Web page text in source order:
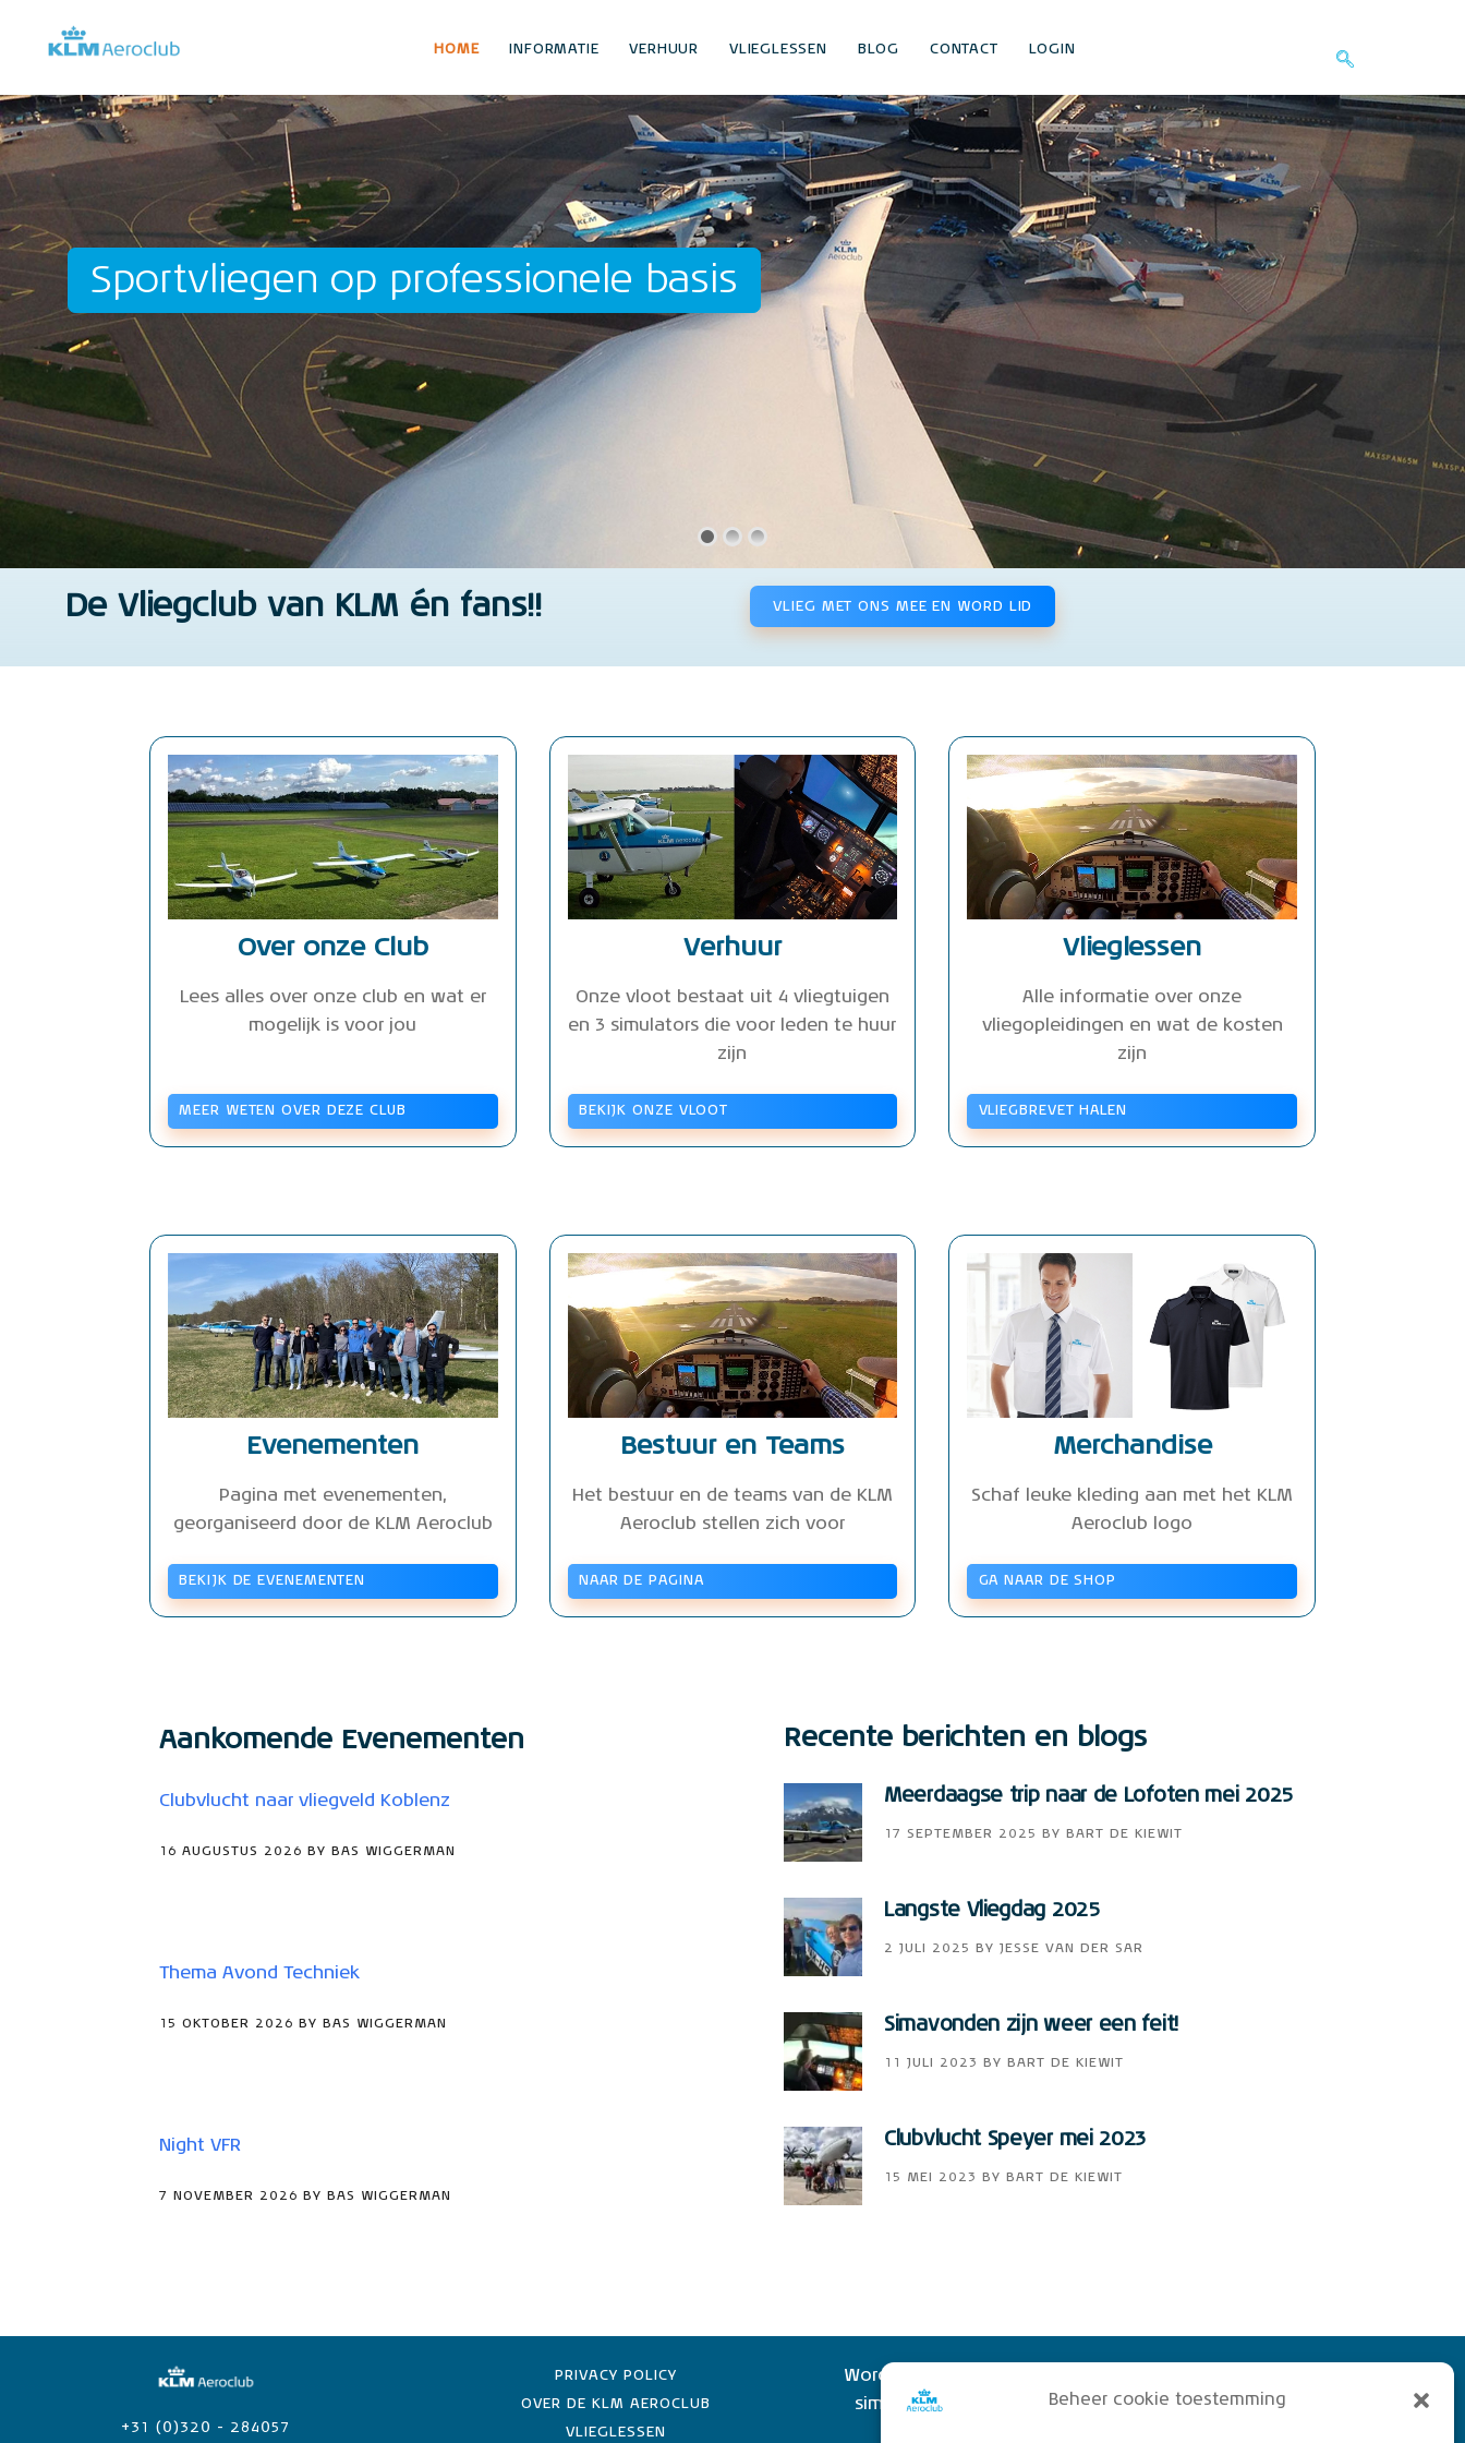
Beheer cookie toestemming
HOME INFORMATIE VERHUUR VLIEGLESSEN BLOG CONTACT LOGIN
Sportvliegen op professionele basis
De Vliegclub van KLM én fans!! VLIEG MET ONS MEE EN WORD LID
Over onze Club
Lees alles over onze club en wat er
mogelijk is voor jou
MEER WETEN OVER DEZE CLUB
Verhuur
Onze vloot bestaat uit 4 vliegtuigen
en 3 simulators die voor leden te huur
zijn
BEKIJK ONZE VLOOT
Vlieglessen
Alle informatie over onze
vliegopleidingen en wat de kosten
zijn
VLIEGBREVET HALEN
Evenementen
Pagina met evenementen,
georganiseerd door de KLM Aeroclub
BEKIJK DE EVENEMENTEN
Bestuur en Teams
Het bestuur en de teams van de KLM
Aeroclub stellen zich voor
NAAR DE PAGINA
Merchandise
Schaf leuke kleding aan met het KLM
Aeroclub logo
GA NAAR DE SHOP
Aankomende Evenementen
Clubvlucht naar vliegveld Koblenz
16 AUGUSTUS 2026 BY BAS WIGGERMAN
Thema Avond Techniek
15 OKTOBER 2026 BY BAS WIGGERMAN
Night VFR
7 NOVEMBER 2026 BY BAS WIGGERMAN
Recente berichten en blogs
Meerdaagse trip naar de Lofoten mei 2025
17 SEPTEMBER 2025 BY BART DE KIEWIT
Langste Vliegdag 2025
2 JULI 2025 BY JESSE VAN DER SAR
Simavonden zijn weer een feit!
11 JULI 2023 BY BART DE KIEWIT
Clubvlucht Speyer mei 2023
15 MEI 2023 BY BART DE KIEWIT
+31 (0)320 - 284057
PRIVACY POLICY
OVER DE KLM AEROCLUB
VLIEGLESSEN
Word lid van de KLM Aeroclub. Basis lid,
simulator lid of vliegend lid. Ook niet